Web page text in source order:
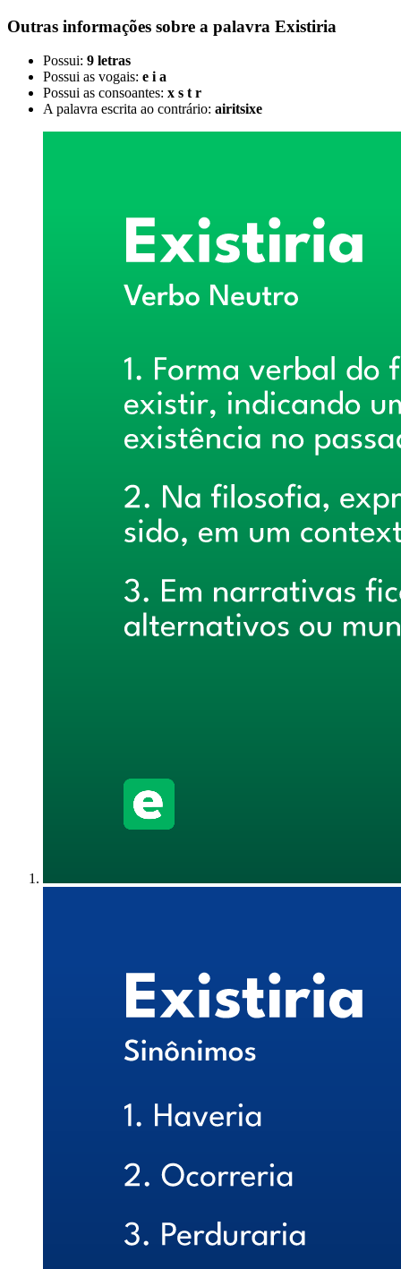
Outras informações sobre a palavra Existiria
Possui: 9 letras
Possui as vogais: e i a
Possui as consoantes: x s t r
A palavra escrita ao contrário: airitsixe